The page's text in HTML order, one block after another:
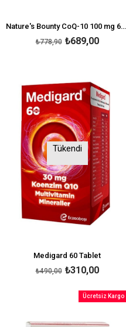
Nature's Bounty CoQ-10 100 mg 60 Softgel
₺689,00
₺778,90
Tükendi
Medigard 60 Tablet
₺310,00
₺490,00
Ücretsiz Kargo